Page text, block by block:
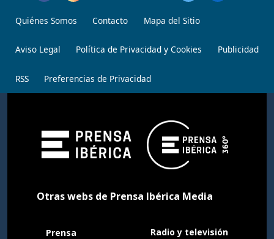
Quiénes Somos Contacto Mapa del Sitio
Aviso Legal Política de Privacidad y Cookies Publicidad
RSS Preferencias de Privacidad
Otras webs de Prensa Ibérica Media
Prensa Radio y televisión